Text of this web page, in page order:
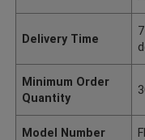
Delivery Time
Minimum Order
Quantity
Model Number